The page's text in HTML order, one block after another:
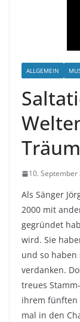
ALLGEMEIN
10. September
Als Sänger
2000 mit
gegründet
wird. Sie
und so
verdanken.
treues
ihrem fünften
mal in den